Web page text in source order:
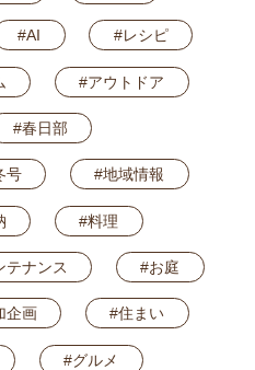
#AI #レシピ
#アウトドア
#春日部
号 #地域情報
#料理
テナンス #お庭
企画 #住まい
#グルメ